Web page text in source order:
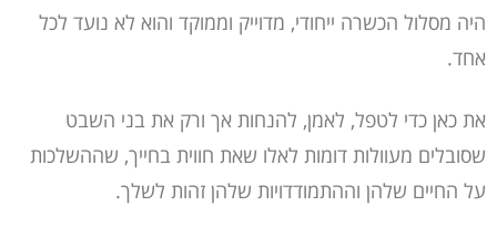
היה מסלול הכשרה ייחודי, מדוייק וממוקד והוא לא נועד לכל
אחד.
את כאן כדי לטפל, לאמן, להנחות אך ורק את בני השבט
שסובלים מעוולות דומות לאלו שאת חווית בחייך, שההשלכות
על החיים שלהן וההתמודדויות שלהן זהות לשלך.